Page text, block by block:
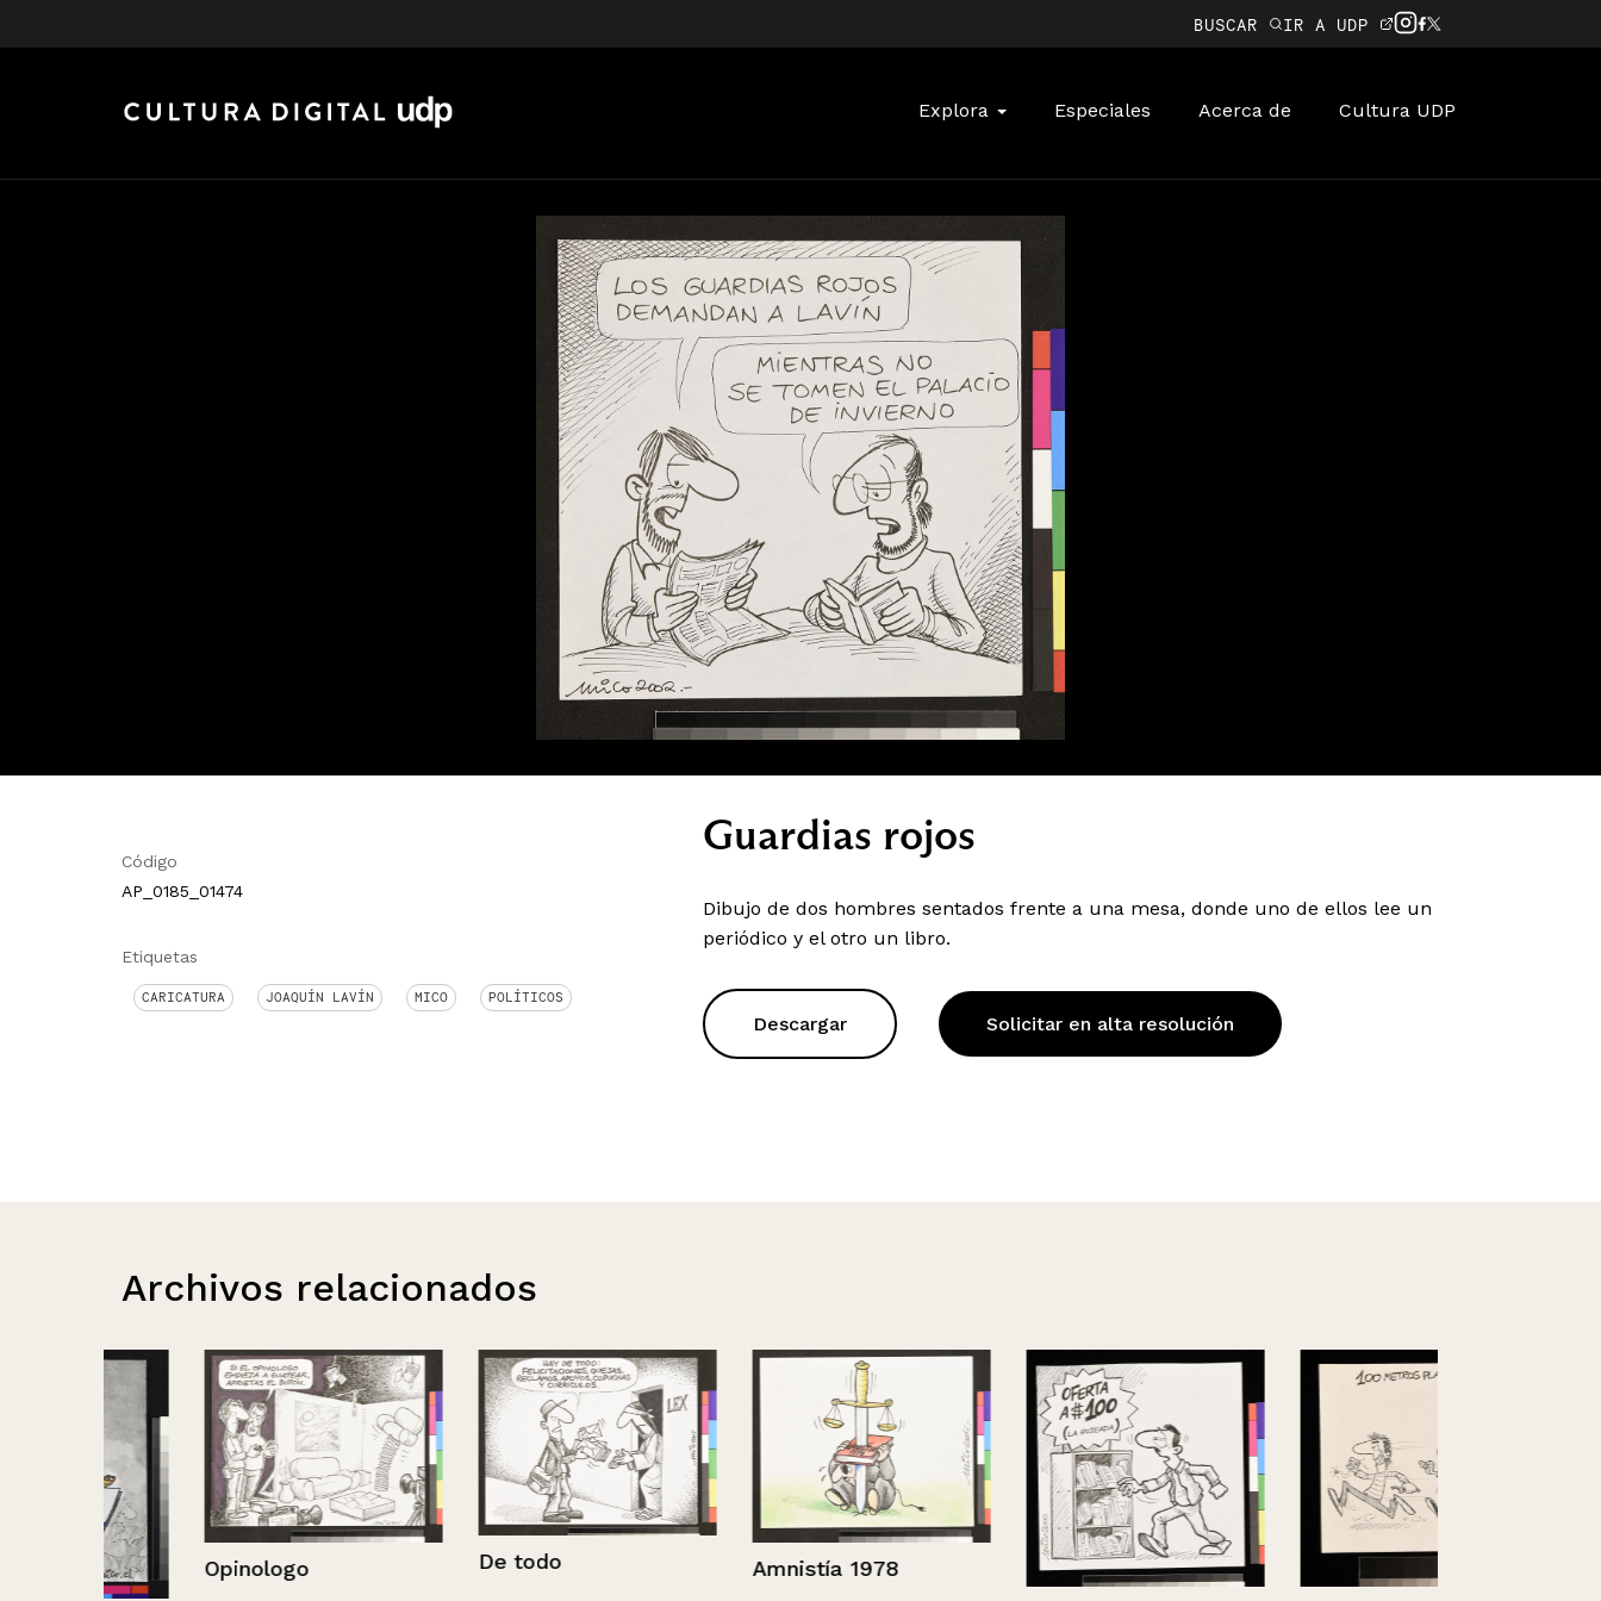
BUSCAR IR A UDP
Explora Especiales Acerca de Cultura UDP
Código
AP_0185_01474
Etiquetas
CARICATURA JOAQUÍN LAVÍN MICO POLÍTICOS
Guardias rojos
Dibujo de dos hombres sentados frente a una mesa, donde uno de ellos lee un
periódico y el otro un libro.
Descargar Solicitar en alta resolución
Archivos relacionados
Opinologo
Amnistía 1978